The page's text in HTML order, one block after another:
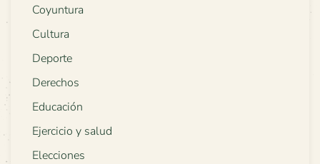
Coyuntura
Cultura
Deporte
Derechos
Educación
Ejercicio y salud
Elecciones